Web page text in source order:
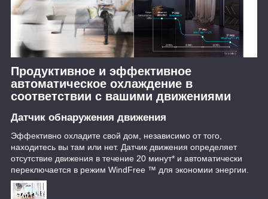
Продуктивное и эффективное
автоматическое охлаждение в
соответствии с вашими движениями
Датчик обнаружения движения
Эффективно охладите свой дом, независимо от того,
находитесь вы там или нет. Датчик движения определяет
отсутствие движения в течение 20 минут* и автоматически
переключается в режим WindFree ™ для экономии энергии.